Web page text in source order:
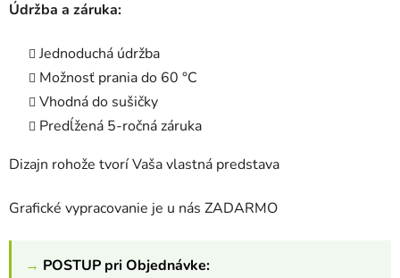
Údržba a záruka:
Jednoduchá údržba
Možnosť prania do 60 °C
Vhodná do sušičky
Predĺžená 5-ročná záruka
Dizajn rohože tvorí Vaša vlastná predstava
Grafické vypracovanie je u nás ZADARMO
→ POSTUP pri Objednávke: